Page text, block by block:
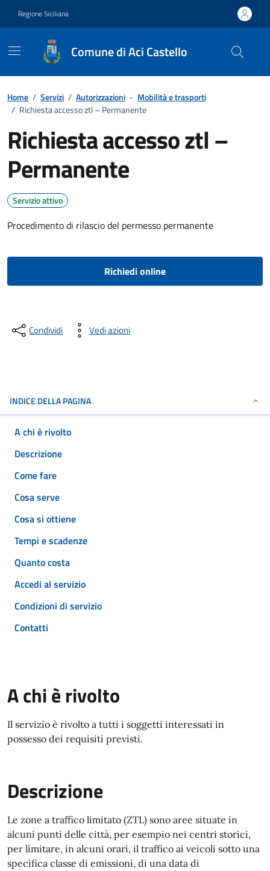
Regione Siciliana
Comune di Aci Castello
Home / Servizi / Autorizzazioni - Mobilità e trasporti
/ Richiesta accesso ztl – Permanente
Richiesta accesso ztl –
Permanente
Servizio attivo
Procedimento di rilascio del permesso permanente
Richiedi online
Condividi Vedi azioni
INDICE DELLA PAGINA
A chi è rivolto
Descrizione
Come fare
Cosa serve
Cosa si ottiene
Tempi e scadenze
Quanto costa
Accedi al servizio
Condizioni di servizio
Contatti
A chi è rivolto
Il servizio è rivolto a tutti i soggetti interessati in
possesso dei requisiti previsti.
Descrizione
Le zone a traffico limitato (ZTL) sono aree situate in
alcuni punti delle città, per esempio nei centri storici,
per limitare, in alcuni orari, il traffico ai veicoli sotto una
specifica classe di emissioni, di una data di